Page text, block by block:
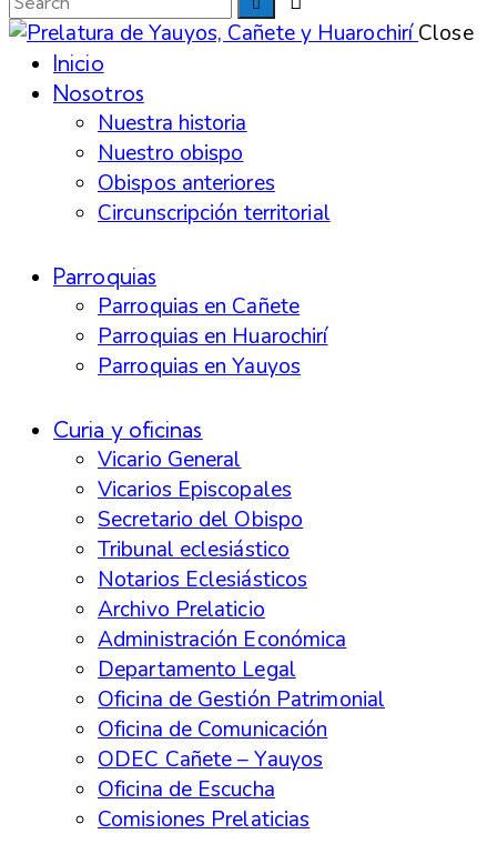
Close
Inicio
Nosotros
Nuestra historia
Nuestro obispo
Obispos anteriores
Circunscripción territorial
Parroquias
Parroquias en Cañete
Parroquias en Huarochirí
Parroquias en Yauyos
Curia y oficinas
Vicario General
Vicarios Episcopales
Secretario del Obispo
Tribunal eclesiástico
Notarios Eclesiásticos
Archivo Prelaticio
Administración Económica
Departamento Legal
Oficina de Gestión Patrimonial
Oficina de Comunicación
ODEC Cañete – Yauyos
Oficina de Escucha
Comisiones Prelaticias